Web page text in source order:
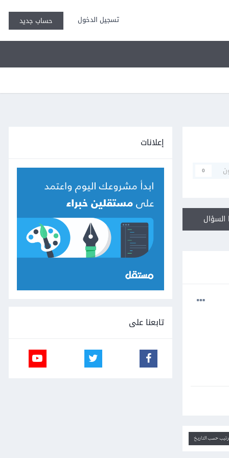
تسجيل الدخول حساب جديد
0
حسب التاريخ
إعلانات
تابعنا على